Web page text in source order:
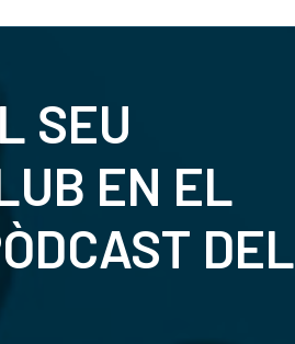
SEU
EN EL
DEL